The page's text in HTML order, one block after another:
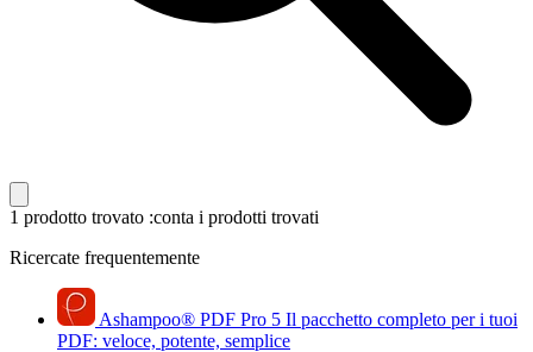
1 prodotto trovato :conta i prodotti trovati
Ricercate frequentemente
Ashampoo® PDF Pro 5 Il pacchetto completo per i tuoi
PDF: veloce, potente, semplice